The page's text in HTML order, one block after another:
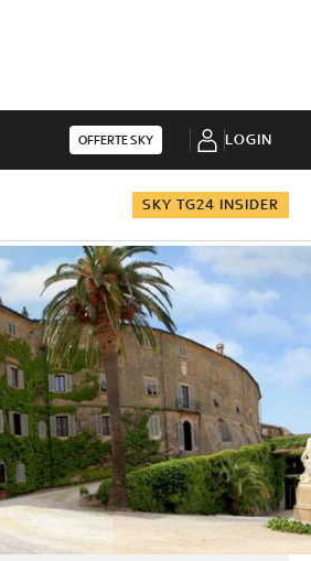
OFFERTE SKY LOGIN
SKY TG24 INSIDER